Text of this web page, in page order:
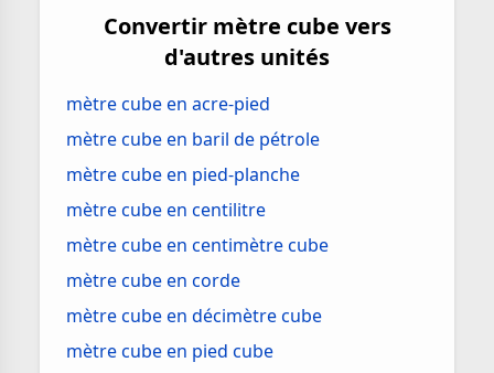
Convertir mètre cube vers
d'autres unités
mètre cube en acre-pied
mètre cube en baril de pétrole
mètre cube en pied-planche
mètre cube en centilitre
mètre cube en centimètre cube
mètre cube en corde
mètre cube en décimètre cube
mètre cube en pied cube